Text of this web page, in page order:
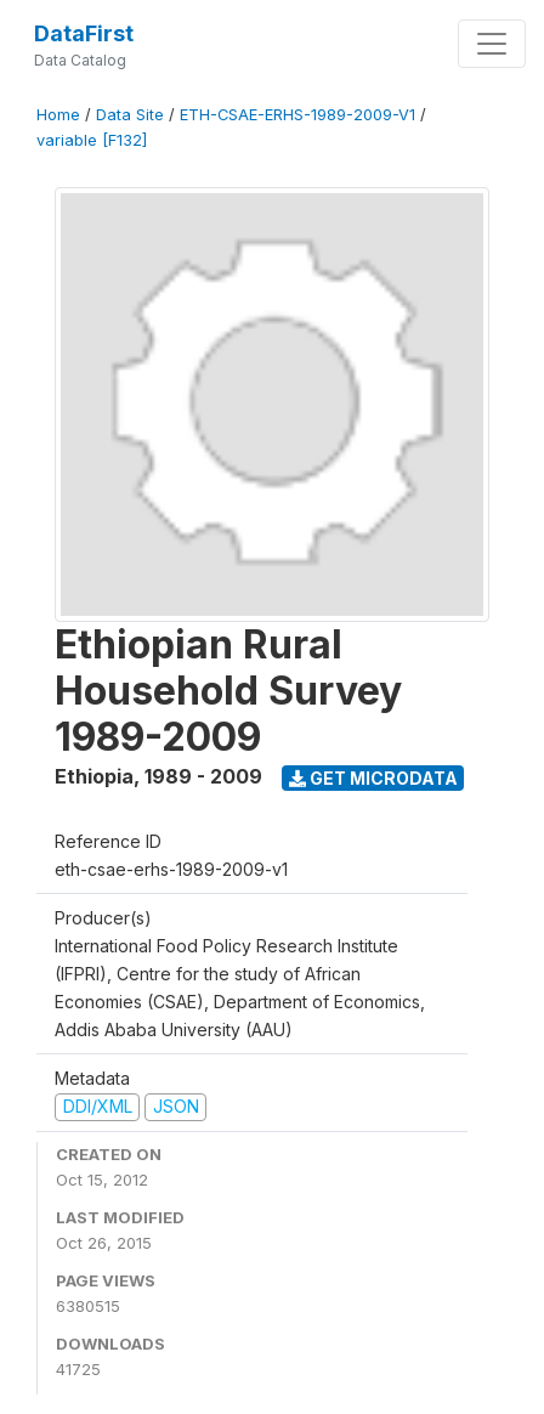
DataFirst
Data Catalog
Home / Data Site / ETH-CSAE-ERHS-1989-2009-V1 /
variable [F132]
Ethiopian Rural
Household Survey
1989-2009
Ethiopia, 1989 - 2009 GET MICRODATA
Reference ID
eth-csae-erhs-1989-2009-v1
Producer(s)
International Food Policy Research Institute
(IFPRI), Centre for the study of African
Economies (CSAE), Department of Economics,
Addis Ababa University (AAU)
Metadata
DDI/XML
JSON
CREATED ON
Oct 15, 2012
LAST MODIFIED
Oct 26, 2015
PAGE VIEWS
6380515
DOWNLOADS
41725